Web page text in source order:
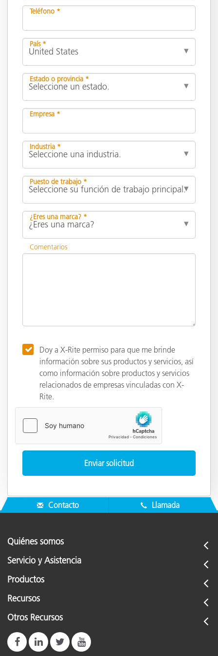
Teléfono *
País *
Estado o provincia *
Empresa *
Industria *
Puesto de trabajo *
¿Eres una marca? *
Comentarios
Doy a X-Rite permiso para que me brinde
información sobre sus productos y servicios, así
como información sobre productos y servicios
relacionados de empresas vinculadas con X-
Rite.
Contacto Llamada
Quiénes somos
Servicio y Asistencia
Productos
Recursos
Otros Recursos